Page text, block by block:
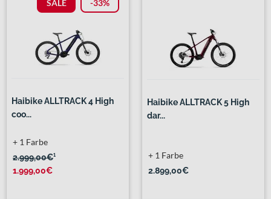
SALE -33%
Haibike ALLTRACK 4 High
coo...
2.999,00€¹
1.999,00€
+ 1 Farbe
Haibike ALLTRACK 5 High
dar...
2.899,00€
+ 1 Farbe